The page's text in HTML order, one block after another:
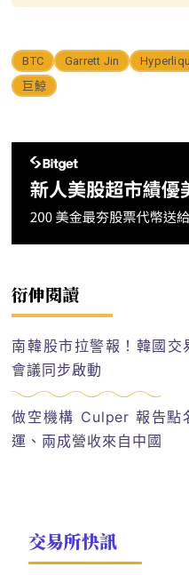
BTC Garrett Jin
巨鯨
衍伸閱讀
南韓股市拉警報！韓國
會議同步啟動
做空機構 Culper 報告點
運、兩成營收來自中國
交易所快訊